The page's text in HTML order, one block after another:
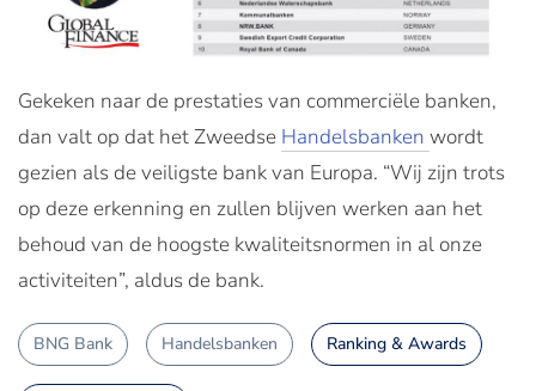
Gekeken naar de prestaties van commerciële banken,
dan valt op dat het Zweedse Handelsbanken wordt
gezien als de veiligste bank van Europa. “Wij zijn trots
op deze erkenning en zullen blijven werken aan het
behoud van de hoogste kwaliteitsnormen in al onze
activiteiten”, aldus de bank.
BNG Bank Handelsbanken Ranking & Awards